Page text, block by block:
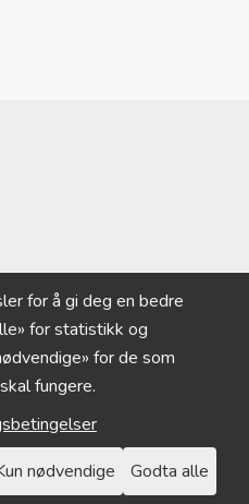
for å gi deg en bedre
for statistikk og
for de som
fungere.
nødvendige
Godta alle
FACEBOOK